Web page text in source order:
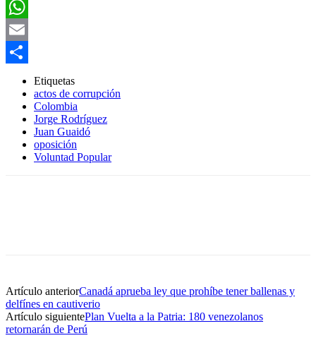
Twitter
WhatsApp
Email
Compartir
Etiquetas
actos de corrupción
Colombia
Jorge Rodríguez
Juan Guaidó
oposición
Voluntad Popular
Artículo anteriorCanadá aprueba ley que prohíbe tener ballenas y
delfínes en cautiverio
Artículo siguientePlan Vuelta a la Patria: 180 venezolanos
retornarán de Perú